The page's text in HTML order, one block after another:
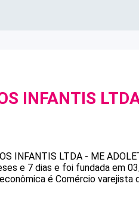
INFANTIS
INFANTIS LTDA - ME
e 7 dias e foi fundada em
é Comércio varejista